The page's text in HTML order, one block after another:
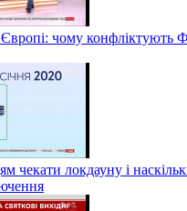
чому конфліктують
чекати локдауну і